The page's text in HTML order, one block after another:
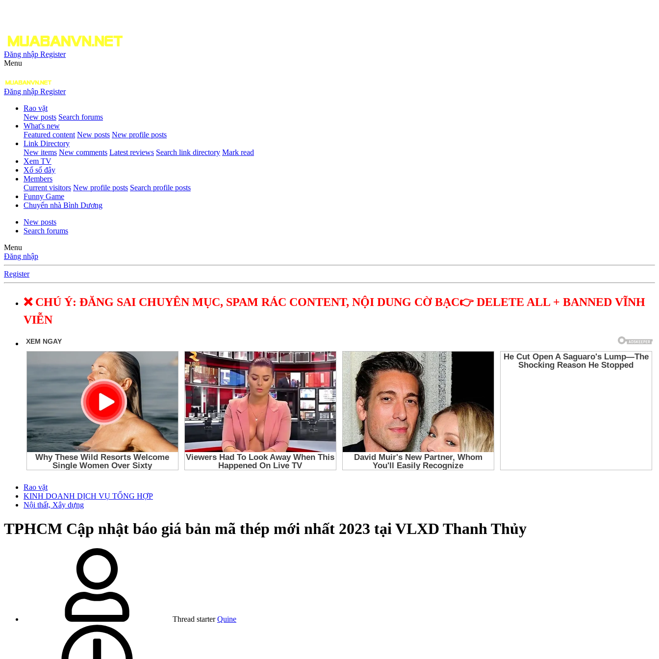
Đăng nhập Register
Menu
Đăng nhập Register
Rao vặt
New posts Search forums
What's new
Featured content New posts New profile posts
Link Directory
New items New comments Latest reviews Search link directory Mark read
Xem TV
Xổ số đây
Members
Current visitors New profile posts Search profile posts
Funny Game
Chuyển nhà Bình Dương
New posts
Search forums
Menu
Đăng nhập
Register
❌ CHÚ Ý: ĐĂNG SAI CHUYÊN MỤC, SPAM RÁC CONTENT, NỘI DUNG CỜ BẠC👉 DELETE ALL + BANNED VĨNH
VIỄN
Rao vặt
KINH DOANH DỊCH VỤ TỔNG HỢP
Nội thất, Xây dựng
TPHCM Cập nhật báo giá bản mã thép mới nhất 2023 tại VLXD Thanh Thủy
Thread starter Quine